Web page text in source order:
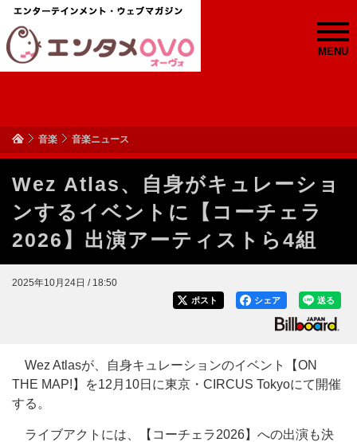
MENU
音楽 音楽ニュース
Wez Atlas、自身がキュレーショ
ンするイベントに【コーチェラ
2026】出演アーティストら4組
2025年10月24日 / 18:50
送る
シェア
ポスト
Wez Atlasが、自身キュレーションのイベント【ON
THE MAP!】を12月10日に東京・CIRCUS Tokyoにて開催
する。
ライブアクトには、【コーチェラ2026】への出演も決